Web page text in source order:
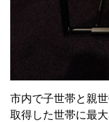
市内で子世帯と親
取得した世帯に最